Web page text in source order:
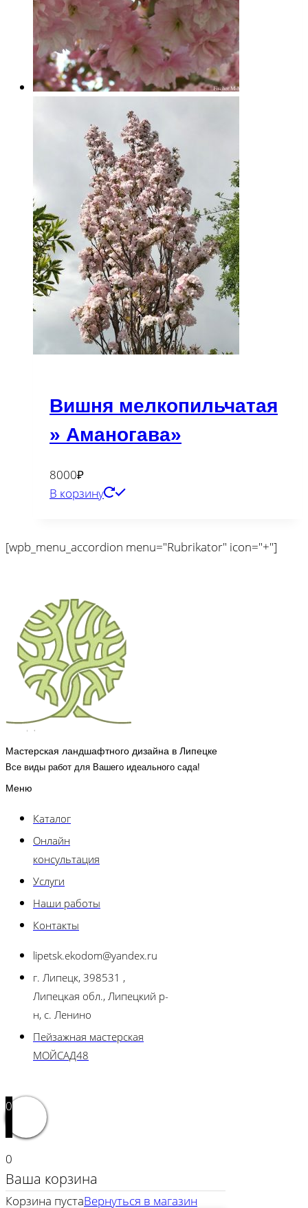
Вишня мелкопильчатая
» Аманогава»
8000₽
В корзину
[wpb_menu_accordion menu="Rubrikator" icon="+"]
Мастерская ландшафтного дизайна в Липецке
Все виды работ для Вашего идеального сада!
Меню
Каталог
Онлайн
консультация
Услуги
Наши работы
Контакты
lipetsk.ekodom@yandex.ru
г. Липецк, 398531 ,
Липецкая обл., Липецкий р-
н, с. Ленино
Пейзажная мастерская
МОЙСАД48
0
0
Ваша корзина
Корзина пустаВернуться в магазин